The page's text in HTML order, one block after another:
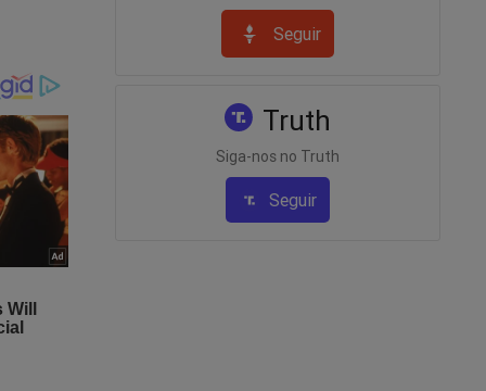
Seguir
Truth
Siga-nos no Truth
Seguir